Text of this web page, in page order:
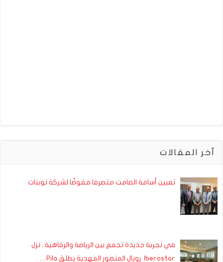
آخر المقالات
تعيين أسامة الصامت متصرفا مفوضًا لشركة توبنات
في تجربة جديدة تجمع بين الرياضة والرفاهية.. نزل
Iberostar رويال المنصور المهدية يطلق Pila…